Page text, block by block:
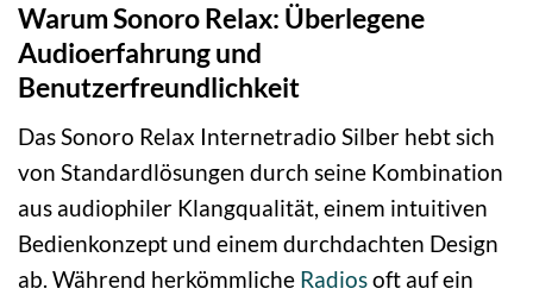
Warum Sonoro Relax: Überlegene
Audioerfahrung und
Benutzerfreundlichkeit
Das Sonoro Relax Internetradio Silber hebt sich
von Standardlösungen durch seine Kombination
aus audiophiler Klangqualität, einem intuitiven
Bedienkonzept und einem durchdachten Design
ab. Während herkömmliche Radiosoft auf ein